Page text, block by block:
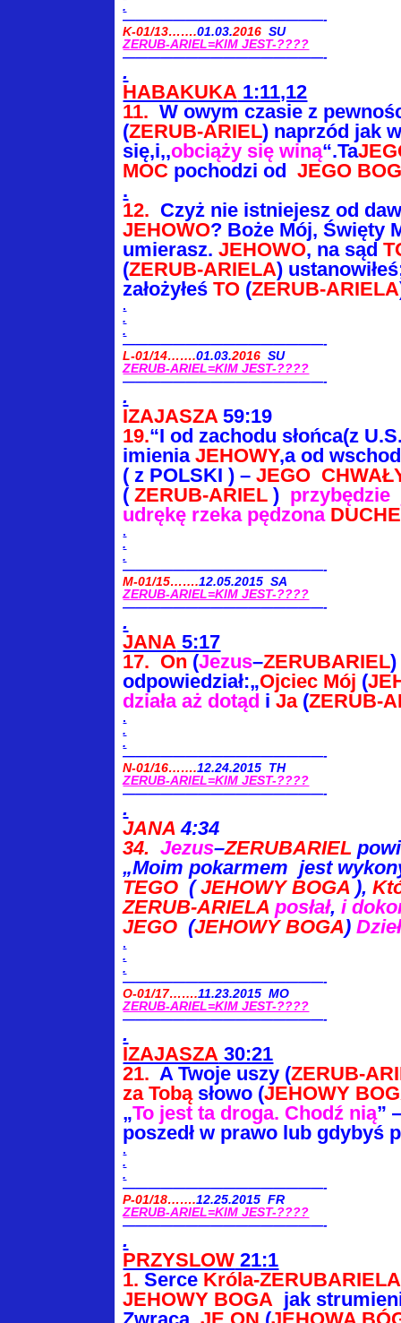
.
————————————————-
K-01/13…….01.03.2016 SU
ZERUB-ARIEL=KIM JEST-????
————————————————-
.
HABAKUKA 1:11,12
11. W owym czasie z
(ZERUB-ARIEL) naprzód jak
się,i,,obciąży się winą“.Ta
MOC pochodzi odJEGO
.
12. Czyż nie istniejesz od
JEHOWO? Boże Mój, Święty
umierasz.JEHOWO, na sąd
(ZERUB-ARIELA)
założyłeśTO (ZERUB-ARIELA
.
.
.
————————————————-
L-01/14…….01.03.2016 SU
ZERUB-ARIEL=KIM JEST-????
————————————————-
.
IZAJASZA 59:19
19.“I od zachodu słońca(z
imieniaJEHOWY,a od
( z POLSKI ) – JEGO
( ZERUB-ARIEL ) przybędzie
udrękę rzeka pędzona
.
.
.
————————————————-
M-01/15…….12.05.2015 SA
ZERUB-ARIEL=KIM JEST-????
————————————————-
.
JANA 5:17
17. On (Jezus–ZERUBARIEL
odpowiedział:„Ojciec Mój (
działa aż dotąd iJa(ZERUB-
.
.
.
————————————————-
N-01/16…….12.24.2015 TH
ZERUB-ARIEL=KIM JEST-????
————————————————-
.
JANA 4:34
34. Jezus–ZERUBARIEL
„Moim pokarmem jest
TEGO (JEHOWY BOGA ),
ZERUB-ARIELAposłał,i
JEGO (JEHOWY BOGA)
.
.
.
————————————————-
O-01/17…….11.23.2015 MO
ZERUB-ARIEL=KIM JEST-????
————————————————-
.
IZAJASZA 30:21
21. A Twoje uszy (ZERUB-
za Tobą słowo (JEHOWY
„To jest ta droga. Chodź nią”
poszedł w prawo lub gdybyś
.
.
.
————————————————-
P-01/18…….12.25.2015 FR
ZERUB-ARIEL=KIM JEST-????
————————————————-
.
PRZYSLOW 21:1
1. Serce Króla-ZERUBARIELA
JEHOWY BOGA jak